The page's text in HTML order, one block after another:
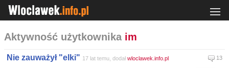
Aktywność użytkownika im
Nie zauważył "elki" 17 lat temu, dodał wloclawek.info.pl 13